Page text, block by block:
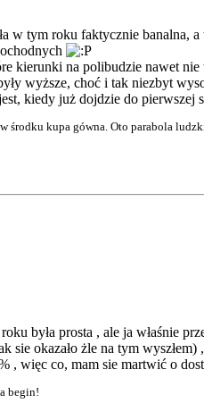
w tym roku faktycznie banalna,
kierunki na polibudzie nawet
wyższe, choć i tak niezbyt
kiedy już dojdzie do pierwszej
środku kupa gówna. Oto parabola
była prosta , ale ja właśnie
sie okazało żle na tym
, więc co, mam sie martwić o
begin!